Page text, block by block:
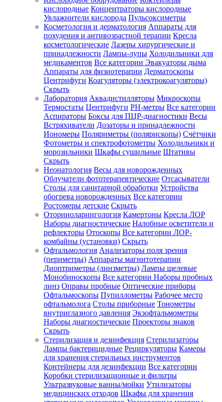
Зарегистрироваться
Зачем
регистрироваться?
Все
покупки
одном
месте
Личный
менеджер
Отслеживание
статуса
заказа
кислородные Концентраторы кислородные
Увлажнители кислорода Пульсоксиметры
Косметология и дерматология Аппараты для
похудения и антивозрастной терапии Кресла
косметологические Лазеры хирургические и
принадлежности Лампы-лупы Холодильники для
медикаментов Все категории Эвакуаторы дыма
Аппараты для физиотерапии Дерматоскопы
Центрифуги Коагуляторы (электрокоагуляторы)
Скрыть
Лаборатория Аквадистилляторы Микроскопы
Термостаты Центрифуги PH-метры Все категории
Аспираторы Боксы для ПЦР-диагностики Весы
Встряхиватели Дозаторы и принадлежности
Иономеры Поляриметры (полярископы) Счётчики
Фотометры и спектрофотометры Холодильники и
морозильники Шкафы сушильные Штативы
Скрыть
Неонатология Весы для новорожденных
Облучатели фототерапевтические Отсасыватели
Столы для санитарной обработки Устройства
обогрева новорожденных Все категории
Ростомеры детские Скрыть
Оториноларингология Камертоны Кресла ЛОР
Наборы диагностические Налобные осветители и
рефлекторы Отоскопы Все категории ЛОР-
комбайны (установки) Скрыть
Офтальмология Анализаторы поля зрения
(периметры) Аппараты магнитотерапии
Диоптриметры (линзметры) Лампы щелевые
Монобиноскопы Все категории Наборы пробных
линз Оправы пробные Оптические приборы
Офтальмоскопы Пупиллометры Рабочее место
офтальмолога Столы приборные Тонометры
внутриглазного давления Экзофтальмометры
Наборы диагностические Проекторы знаков
Скрыть
Стерилизация и дезинфекция Стерилизаторы
Лампы бактерицидные Рециркуляторы Камеры
для хранения стерильных инструментов
Контейнеры для дезинфекции Все категории
Коробки стерилизационные и фильтры
Ультразвуковые ванны/мойки Утилизаторы
медицинских отходов Шкафы для хранения